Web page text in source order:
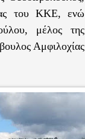
του ΚΚΕ, ενώ
μέλος της
Αμφιλοχίας